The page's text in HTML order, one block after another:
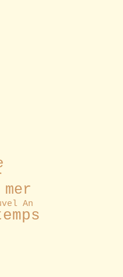
mer
An